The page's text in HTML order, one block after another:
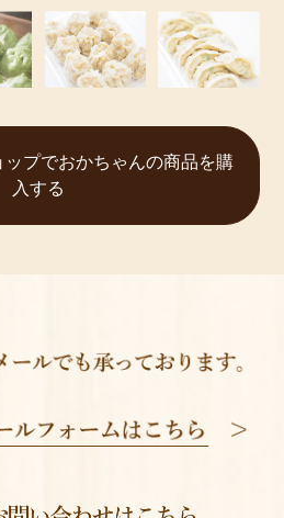
ップでおかちゃんの商品を購
入する